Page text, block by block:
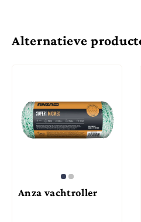
Alternatieve
Anza vachtroller